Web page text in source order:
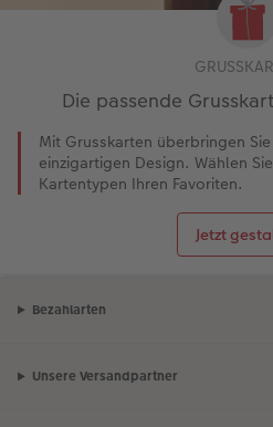
Die passende
Mit Grusskarten überbringen
einzigartigen Design. Wählen
Kartentypen Ihren Favoriten.
Jetzt
Bezahlarten
Unsere Versandpartner